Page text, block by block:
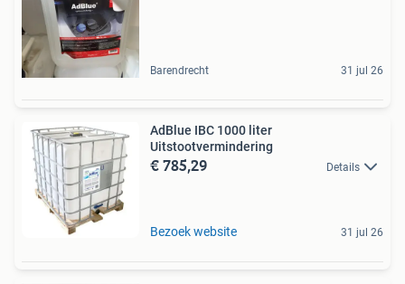
Barendrecht 31 jul 26
AdBlue IBC 1000 liter
Uitstootvermindering
€ 785,29 Details
Bezoek website 31 jul 26